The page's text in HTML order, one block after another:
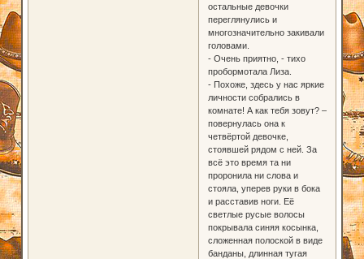
остальные девочки
переглянулись и
многозначительно закивали
головами.
- Очень приятно, - тихо
пробормотала Лиза.
- Похоже, здесь у нас яркие
личности собрались в
комнате! А как тебя зовут? –
повернулась она к
четвёртой девочке,
стоявшей рядом с ней. За
всё это время та ни
проронила ни слова и
стояла, уперев руки в бока
и расставив ноги. Её
светлые русые волосы
покрывала синяя косынка,
сложенная полоской в виде
банданы, длинная тугая